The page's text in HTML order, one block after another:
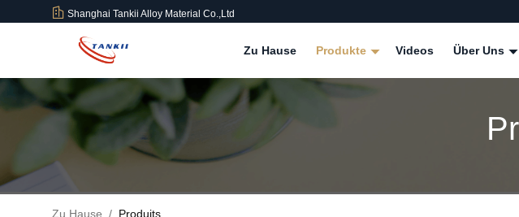
Shanghai Tankii Alloy Material Co.,Ltd
Zu Hause Produkte Videos Über Uns
Zu Hause / Produits